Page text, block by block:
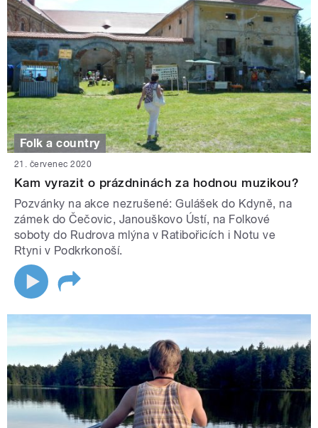
Folk a country
21. červenec 2020
Kam vyrazit o prázdninách za hodnou muzikou?
Pozvánky na akce nezrušené: Gulášek do Kdyně, na
zámek do Čečovic, Janouškovo Ústí, na Folkové
soboty do Rudrova mlýna v Ratibořicích i Notu ve
Rtyni v Podkrkonoší.